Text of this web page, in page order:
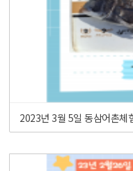
2023년 3월 5일 동삼어촌체